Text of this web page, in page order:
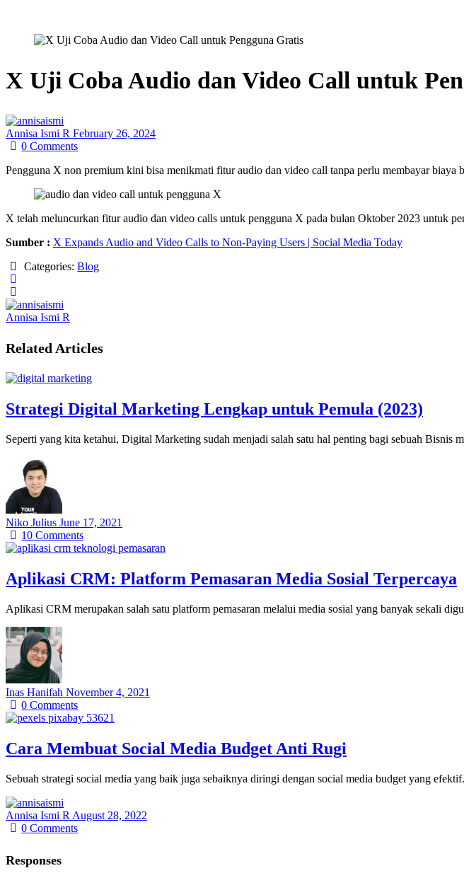
X Uji Coba Audio dan Video Call untuk
Annisa Ismi R February 26, 2024
0Comments
Pengguna X non premium kini bisa menikmati fitur audio dan video call tanpa perlu membayar biaya
X telah meluncurkan fitur audio dan video calls untuk pengguna X pada bulan Oktober 2023 untuk
Sumber : X Expands Audio and Video Calls to Non-Paying Users | Social Media Today
Categories:Blog
Annisa Ismi R
Related Articles
Strategi Digital Marketing Lengkap untuk Pemula (2023)
Seperti yang kita ketahui, Digital Marketing sudah menjadi salah satu hal penting bagi sebuah
Niko Julius June 17, 2021
10Comments
Aplikasi CRM: Platform Pemasaran Media Sosial Terpercaya
Aplikasi CRM merupakan salah satu platform pemasaran melalui media sosial yang banyak sekali
Inas Hanifah November 4, 2021
0Comments
Cara Membuat Social Media Budget Anti Rugi
Sebuah strategi social media yang baik juga sebaiknya diringi dengan social media budget yang
Annisa Ismi R August 28, 2022
0Comments
Responses